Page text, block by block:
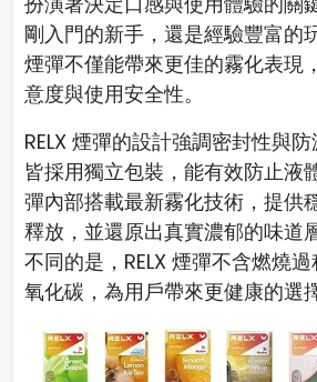
剛入門的新手，還是經驗豐富的
煙彈不僅能帶來更佳的霧化表現
意度與使用安全性。
RELX 煙彈的設計強調密封性與
皆採用獨立包裝，能有效防止液
彈內部搭載最新霧化技術，提供
釋放，並還原出真實濃郁的味道
不同的是，RELX 煙彈不含燃燒
氧化碳，為用戶帶來更健康的選擇